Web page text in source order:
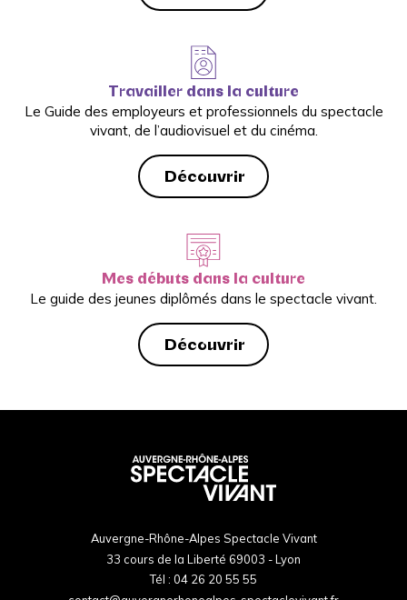
Travailler dans la culture
Le Guide des employeurs et professionnels du spectacle
vivant, de l’audiovisuel et du cinéma.
Découvrir
Mes débuts dans la culture
Le guide des jeunes diplômés dans le spectacle vivant.
Découvrir
Auvergne-Rhône-Alpes Spectacle Vivant
33 cours de la Liberté 69003 - Lyon
Tél : 04 26 20 55 55